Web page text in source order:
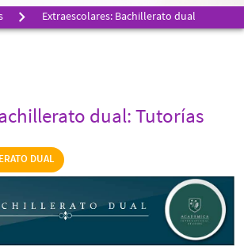
Extraescolares: Bachillerato dual
dual: Tutorías
DUAL